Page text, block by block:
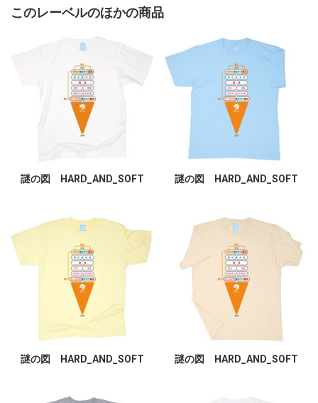
このレーベルのほかの商品
謎の図 HARD_AND_SOFT 謎の図 HARD_AND_SOFT
謎の図 HARD_AND_SOFT 謎の図 HARD_AND_SOFT